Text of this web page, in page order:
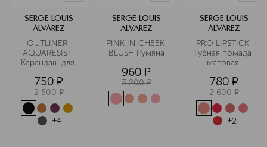
SERGE LOUIS
ALVAREZ
OUTLINER
AQUARESIST
Карандаш для
750 ¤
2 500 ¤
+4
SERGE LOUIS
ALVAREZ
PINK IN CHEEK
BLUSH Румяна
960 ¤
3 200 ¤
SERGE LOUIS
ALVAREZ
PRO LIPSTICK
Губная помада
780 ¤
2 600 ¤
+2